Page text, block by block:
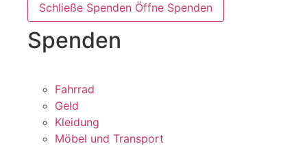
Schließe Spenden Öffne Spenden
Spenden
Fahrrad
Geld
Kleidung
Möbel und Transport